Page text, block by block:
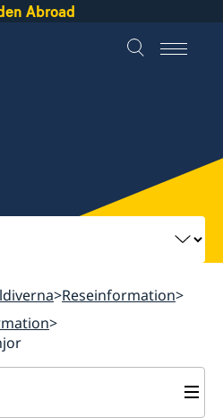
Abroad
Reseinformation